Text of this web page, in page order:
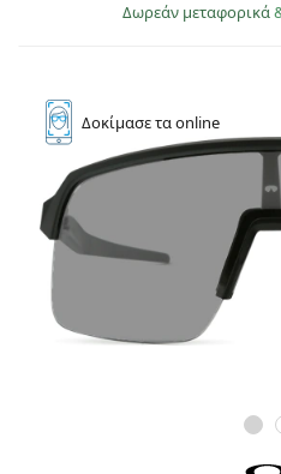
Δωρεάν μεταφορικά
Δοκίμασετα online